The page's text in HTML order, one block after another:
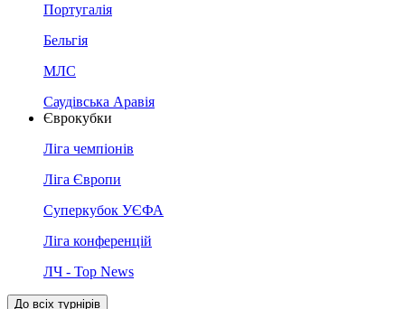
Португалія
Бельгія
МЛС
Саудівська Аравія
Єврокубки
Ліга чемпіонів
Ліга Європи
Суперкубок УЄФА
Ліга конференцій
ЛЧ - Top News
До всіх турнірів